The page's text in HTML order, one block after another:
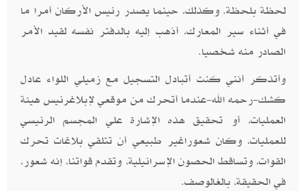
لحظة بلحظة. وكذلك، حينما يصدر رئيس الأركان أمرا ما
في أثناء سير المعارك، أذهب إليه بالدفتر نفسه لقيد الأمر
الصادر منه شخصيا.
وأتذكر أنني كنت أتبادل التسجيل مع زميلي اللواء عادل
كشك-رحمه الله-عندما أتحرك من موقعي لإبلاغرئيس هيئة
العمليات، أو تحقيق هذه الإشارة علي المجسم الرئيسي
للعمليات، وكان شعوراغير طبيعي أن تتلقي بلاغات تحرك
القوات، وتساقط الحصون الإسرائيلية، وتقدم قواتنا، إنه شعور،
في الحقيقة، بالغالوصف.